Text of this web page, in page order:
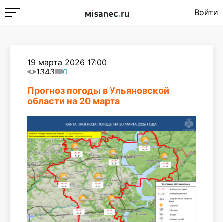
Войти
19 марта 2026 17:00
1343
0
Прогноз погоды в Ульяновской
области на 20 марта